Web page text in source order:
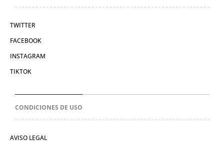
TWITTER
FACEBOOK
INSTAGRAM
TIKTOK
CONDICIONES DE USO
AVISO LEGAL